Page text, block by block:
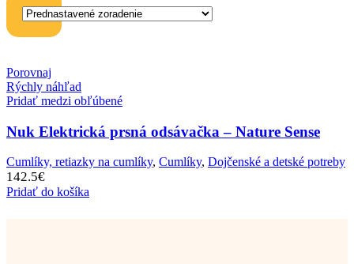
Porovnaj
Rýchly náhľad
Pridať medzi obľúbené
Nuk Elektrická prsná odsávačka – Nature Sense
Cumlíky, retiazky na cumlíky, Cumlíky, Dojčenské a detské potreby
142.5€
Pridať do košíka